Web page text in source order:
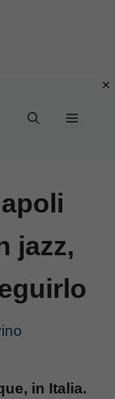
Menu
jazz,
in Italia.